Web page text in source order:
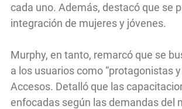
cada uno. Además, destacó que se
integración de mujeres y jóvenes.
Murphy, en tanto, remarcó que se
a los usuarios como “protagonistas y
Accesos. Detalló que las
enfocadas según las demandas del